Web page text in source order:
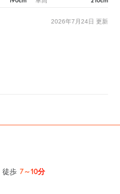
2026年7月24日 更新
徒歩 7～10分